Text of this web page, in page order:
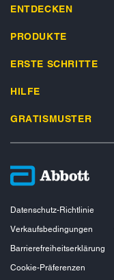
ENTDECKEN
PRODUKTE
ERSTE SCHRITTE
HILFE
GRATISMUSTER
Datenschutz-Richtlinie
Verkaufsbedingungen
Barrierefreiheitserklärung
Cookie-Präferenzen